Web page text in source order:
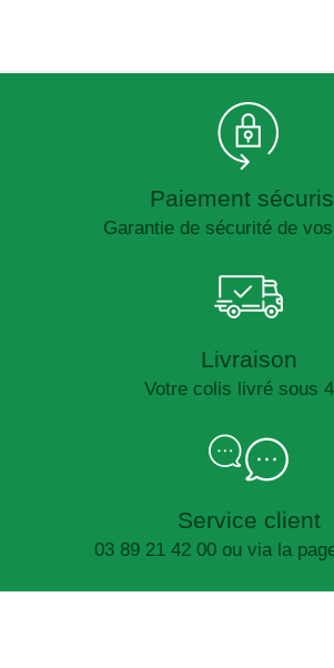
Paiement
Garantie de sécurité de
Livraison
Votre colis livré sous
Service client
03 89 21 42 00 ou via la